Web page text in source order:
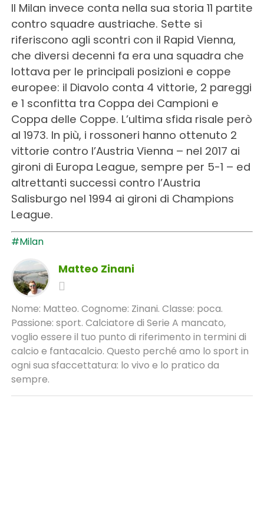
Il Milan invece conta nella sua storia 11 partite
contro squadre austriache. Sette si
riferiscono agli scontri con il Rapid Vienna,
che diversi decenni fa era una squadra che
lottava per le principali posizioni e coppe
europee: il Diavolo conta 4 vittorie, 2 pareggi
e 1 sconfitta tra Coppa dei Campioni e
Coppa delle Coppe. L’ultima sfida risale però
al 1973. In più, i rossoneri hanno ottenuto 2
vittorie contro l’Austria Vienna – nel 2017 ai
gironi di Europa League, sempre per 5-1 – ed
altrettanti successi contro l’Austria
Salisburgo nel 1994 ai gironi di Champions
League.
#Milan
Matteo Zinani
Nome: Matteo. Cognome: Zinani. Classe: poca.
Passione: sport. Calciatore di Serie A mancato,
voglio essere il tuo punto di riferimento in termini di
calcio e fantacalcio. Questo perché amo lo sport in
ogni sua sfaccettatura: lo vivo e lo pratico da
sempre.